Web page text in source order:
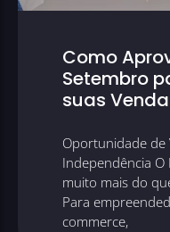
Como
Setembro
suas
Oportunidade de
Independência
muito mais do
Para
commerce,